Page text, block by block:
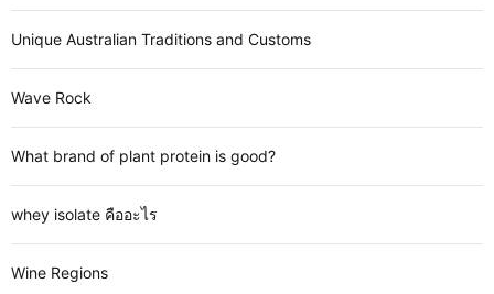
Unique Australian Traditions and Customs
Wave Rock
What brand of plant protein is good?
whey isolate คืออะไร
Wine Regions